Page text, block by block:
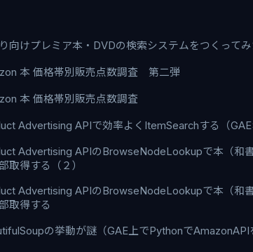
向けプレミア本・DVDの検索システムをつくって
本 価格帯別販売点数調査 第二弾
本 価格帯別販売点数調査
Advertising APIで効率よくItemSearchする（
Advertising APIのBrowseNodeLookupで本（和
取得する（２）
Advertising APIのBrowseNodeLookupで本（和
取得する
の挙動が謎（GAE上でPythonでAmazonAPI